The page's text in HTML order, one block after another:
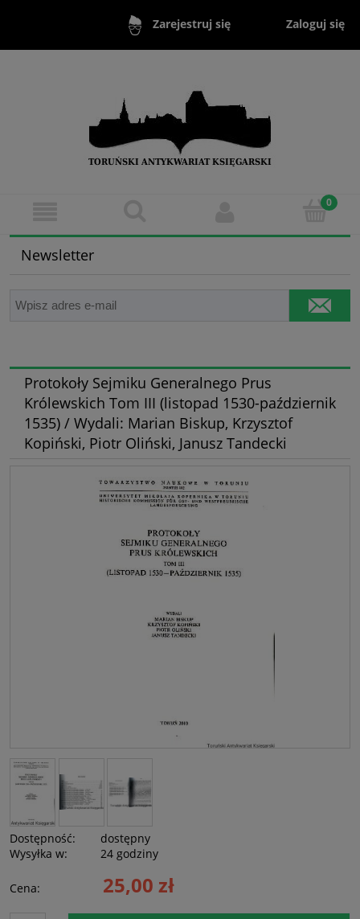
Zarejestruj się Zaloguj się
Newsletter
Protokoły Sejmiku Generalnego Prus
Królewskich Tom III (listopad 1530-październik
1535) / Wydali: Marian Biskup, Krzysztof
Kopiński, Piotr Oliński, Janusz Tandecki
Dostępność:
dostępny
Wysyłka w:
24 godziny
Cena: 25,00 zł